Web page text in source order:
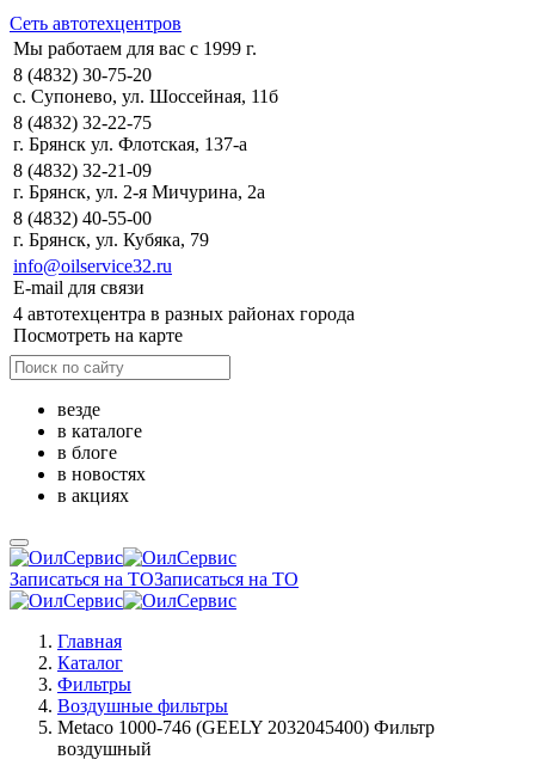
Сеть автотехцентров
Мы работаем для вас с 1999 г.
8 (4832) 30-75-20
с. Супонево, ул. Шоссейная, 11б
8 (4832) 32-22-75
г. Брянск ул. Флотская, 137-а
8 (4832) 32-21-09
г. Брянск, ул. 2-я Мичурина, 2а
8 (4832) 40-55-00
г. Брянск, ул. Кубяка, 79
info@oilservice32.ru
E-mail для связи
4 автотехцентра в разных районах города
Посмотреть на карте
везде
в каталоге
в блоге
в новостях
в акциях
Записаться на ТОЗаписаться на ТО
Главная
Каталог
Фильтры
Воздушные фильтры
Metaco 1000-746 (GEELY 2032045400) Фильтр
воздушный